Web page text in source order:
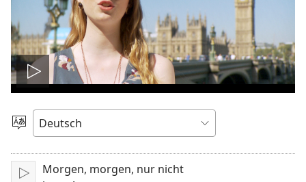
Video
abspielen
Sprache
auswählen
Morgen, morgen, nur nicht